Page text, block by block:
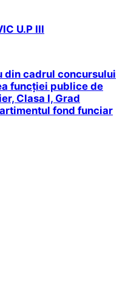
U.P III
din cadrul concursului
funcției publice de
Clasa I, Grad
fond funciar